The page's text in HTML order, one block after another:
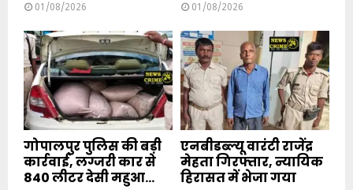
01/08/2026 01/08/2026
गोपालपुर पुलिस की बड़ी
कार्रवाई, लग्जरी कार से
840 लीटर देसी महुआ...
एनबीडब्ल्यू वारंटी राजेंद्र
मेहता गिरफ्तार, न्यायिक
हिरासत में भेजा गया